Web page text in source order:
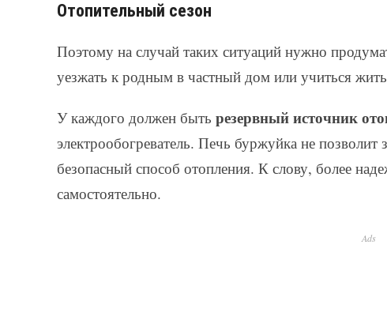
Отопительный сезон
Поэтому на случай таких ситуаций нужно
уезжать к родным в частный дом или учиться жить
У каждого должен быть резервный источник
электрообогреватель. Печь буржуйка не позволит
безопасный способ отопления. К слову, более
самостоятельно.
Ads